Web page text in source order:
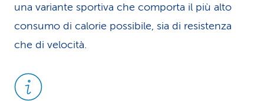
una variante sportiva che comporta il più alto
consumo di calorie possibile, sia di resistenza
che di velocità.